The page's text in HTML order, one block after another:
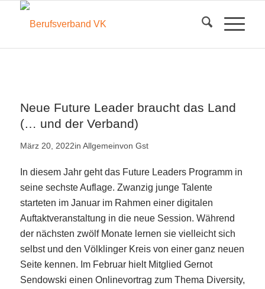
Neue Future Leader braucht das Land
(… und der Verband)
März 20, 2022in Allgemeinvon Gst
In diesem Jahr geht das Future Leaders Programm in
seine sechste Auflage. Zwanzig junge Talente
starteten im Januar im Rahmen einer digitalen
Auftaktveranstaltung in die neue Session. Während
der nächsten zwölf Monate lernen sie vielleicht sich
selbst und den Völklinger Kreis von einer ganz neuen
Seite kennen. Im Februar hielt Mitglied Gernot
Sendowski einen Onlinevortrag zum Thema Diversity,